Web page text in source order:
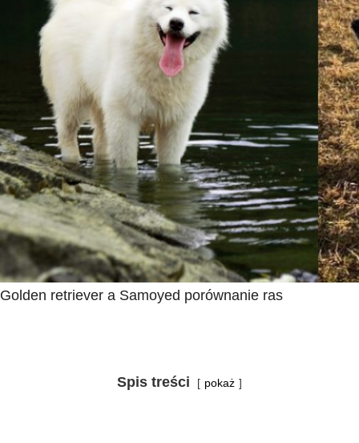
Golden retriever a Samoyed porównanie ras
Spis treści pokaż